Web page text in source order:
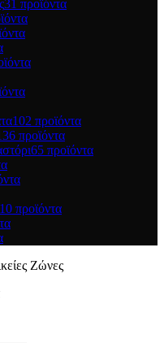
31 προϊόντα
102 προϊόντα
προϊόντα
65 προϊόντα
προϊόντα
Ζώνες